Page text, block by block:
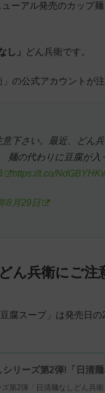
ーアル発売のカップ麺
し」 どん兵衛です。
の公式アカウントが
意下さい。最近、どん
麺の代わりに豆腐が
https://t.co/
8月29日
ん兵衛にご注
腐スープ」は発売日
シリーズ第2弾!「日清
第2弾「日清麺なしどん兵